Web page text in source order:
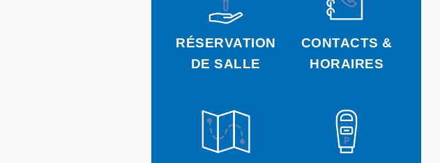
RÉSERVATION
DE SALLE
CONTACTS &
HORAIRES